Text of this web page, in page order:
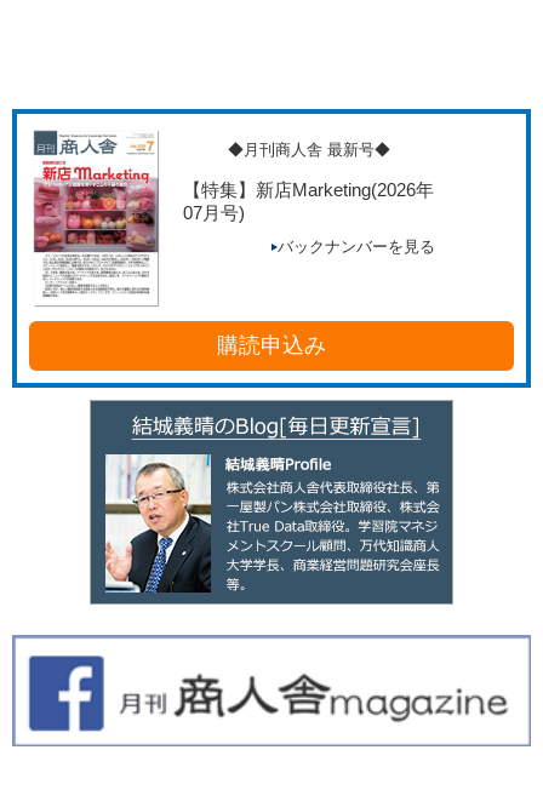
◆月刊商人舎 最新号◆
【特集】新店Marketing(2026年
07月号)
バックナンバーを見る
購読申込み